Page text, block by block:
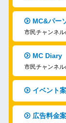
MC&パー
市民チャンネ
MC Diary
市民チャンネ
イベント
広告料金